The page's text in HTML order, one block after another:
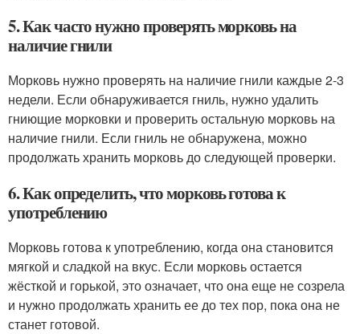
5. Как часто нужно проверять морковь на
наличие гнили
Морковь нужно проверять на наличие гнили каждые 2-3
недели. Если обнаруживается гниль, нужно удалить
гниющие морковки и проверить остальную морковь на
наличие гнили. Если гниль не обнаружена, можно
продолжать хранить морковь до следующей проверки.
6. Как определить, что морковь готова к
употреблению
Морковь готова к употреблению, когда она становится
мягкой и сладкой на вкус. Если морковь остается
жёсткой и горькой, это означает, что она еще не созрела
и нужно продолжать хранить ее до тех пор, пока она не
станет готовой.